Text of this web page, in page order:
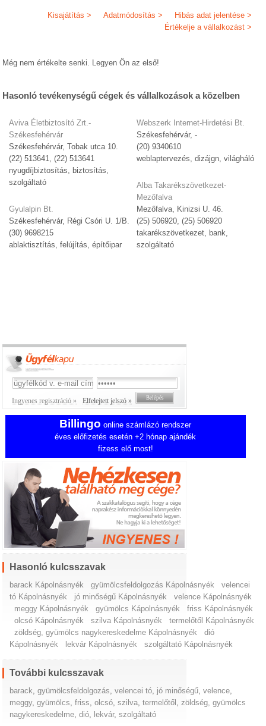
Hibás adat jelentése >
Adatmódosítás >
Kisajátítás >
Értékelje a vállalkozást >
Még nem értékelte senki. Legyen Ön az első!
Hasonló tevékenységű cégek és vállalkozások a közelben
Aviva Életbiztosító Zrt.-
Székesfehérvár
Székesfehérvár, Tobak utca 10.
(22) 513641, (22) 513641
nyugdíjbiztosítás, biztosítás,
szolgáltató
Gyulalpin Bt.
Székesfehérvár, Régi Csóri U. 1/B.
(30) 9698215
ablaktisztítás, felújítás, építőipar
Webszerk Internet-Hirdetési Bt.
Székesfehérvár, -
(20) 9340610
weblaptervezés, dizájgn, világháló
Alba Takarékszövetkezet-
Mezőfalva
Mezőfalva, Kinizsi U. 46.
(25) 506920, (25) 506920
takarékszövetkezet, bank,
szolgáltató
Ingyenes regisztráció » Elfelejtett jelszó »
Billingo online számlázó rendszer
éves előfizetés esetén +2 hónap ajándék
fizess elő most!
Hasonló kulcsszavak
barack Kápolnásnyék gyümölcsfeldolgozás Kápolnásnyék
velencei
tó Kápolnásnyék
jó minőségű Kápolnásnyék
velence Kápolnásnyék
meggy Kápolnásnyék
gyümölcs Kápolnásnyék
friss Kápolnásnyék
olcsó Kápolnásnyék
szilva Kápolnásnyék
termelőtől Kápolnásnyék
zöldség, gyümölcs nagykereskedelme Kápolnásnyék
dió
Kápolnásnyék
lekvár Kápolnásnyék szolgáltató Kápolnásnyék
További kulcsszavak
barack ,gyümölcsfeldolgozás ,velencei tó jó minőségű ,velence
meggy,gyümölcs ,friss ,olcsó ,szilva ,termelőtől ,zöldség, gyümölcs
nagykereskedelme ,dió lekvár,szolgáltató